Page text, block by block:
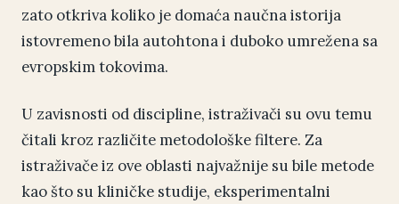
zato otkriva koliko je domaća naučna istorija
istovremeno bila autohtona i duboko umrežena sa
evropskim tokovima.
U zavisnosti od discipline, istraživači su ovu temu
čitali kroz različite metodološke filtere. Za
istraživače iz ove oblasti najvažnije su bile metode
kao što su kliničke studije, eksperimentalni